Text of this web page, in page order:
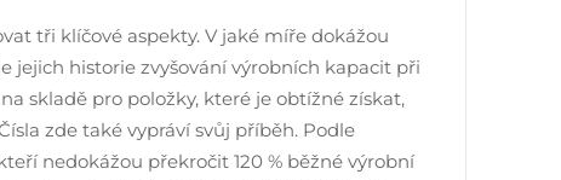
tři klíčové aspekty. V jaké míře dokážou
historie zvyšování výrobních kapacit při
skladě pro položky, které je obtížné získat,
zde také vypráví svůj příběh. Podle
nedokážou překročit 120 % běžné výrobní